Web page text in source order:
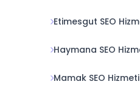
Etimesgut SEO
Haymana SEO
Mamak SEO Hizmeti